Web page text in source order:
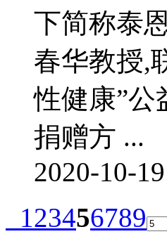
下简称泰
春华教授,
性健康”公
捐赠方 ...
2020-10-
123456789